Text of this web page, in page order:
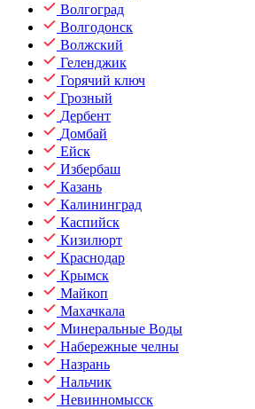
Волгоград
Волгодонск
Волжский
Геленджик
Горячий ключ
Грозный
Дербент
Домбай
Ейск
Избербаш
Казань
Калининград
Каспийск
Кизилюрт
Краснодар
Крымск
Майкоп
Махачкала
Минеральные Воды
Набережные челны
Назрань
Нальчик
Невинномысск